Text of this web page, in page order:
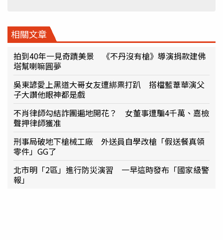
相關文章
拍到40年一見奇蹟美景 《不丹沒有槍》導演捐款建佛
塔幫喇嘛圓夢
吳東諺愛上黑道大哥女友遭綁票打趴 搭檔藍葦華演父
子大讚他眼神都是戲
不肖律師勾結詐團遍地開花？ 女董事遭騙4千萬、嘉檢
聲押律師獲准
刑事局破地下槍械工廠 外送員自學改槍「假送餐真領
零件」GG了
北市明「2區」進行防災演習 一早這時發布「國家級警
報」